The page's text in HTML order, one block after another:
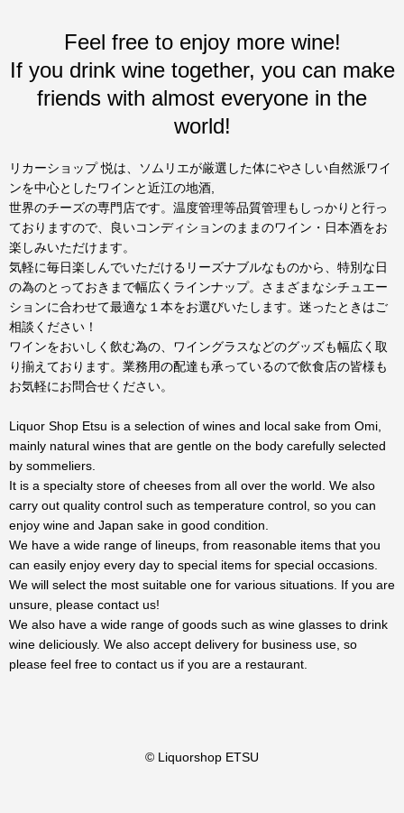
Feel free to enjoy more wine!
If you drink wine together, you can make
friends with almost everyone in the
world!
リカーショップ 悦は、ソムリエが厳選した体にやさしい自然派ワイ
ンを中心としたワインと近江の地酒,
世界のチーズの専門店です。温度管理等品質管理もしっかりと行っ
ておりますので、良いコンディションのままのワイン・日本酒をお
楽しみいただけます。
気軽に毎日楽しんでいただけるリーズナブルなものから、特別な日
の為のとっておきまで幅広くラインナップ。さまざまなシチュエー
ションに合わせて最適な１本をお選びいたします。迷ったときはご
相談ください！
ワインをおいしく飲む為の、ワイングラスなどのグッズも幅広く取
り揃えております。業務用の配達も承っているので飲食店の皆様も
お気軽にお問合せください。
Liquor Shop Etsu is a selection of wines and local sake from Omi,
mainly natural wines that are gentle on the body carefully selected
by sommeliers.
It is a specialty store of cheeses from all over the world. We also
carry out quality control such as temperature control, so you can
enjoy wine and Japan sake in good condition.
We have a wide range of lineups, from reasonable items that you
can easily enjoy every day to special items for special occasions.
We will select the most suitable one for various situations. If you are
unsure, please contact us!
We also have a wide range of goods such as wine glasses to drink
wine deliciously. We also accept delivery for business use, so
please feel free to contact us if you are a restaurant.
© Liquorshop ETSU